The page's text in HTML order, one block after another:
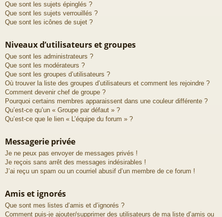
Que sont les sujets épinglés ?
Que sont les sujets verrouillés ?
Que sont les icônes de sujet ?
Niveaux d’utilisateurs et groupes
Que sont les administrateurs ?
Que sont les modérateurs ?
Que sont les groupes d’utilisateurs ?
Où trouver la liste des groupes d’utilisateurs et comment les rejoindre ?
Comment devenir chef de groupe ?
Pourquoi certains membres apparaissent dans une couleur différente ?
Qu’est-ce qu’un « Groupe par défaut » ?
Qu’est-ce que le lien « L’équipe du forum » ?
Messagerie privée
Je ne peux pas envoyer de messages privés !
Je reçois sans arrêt des messages indésirables !
J’ai reçu un spam ou un courriel abusif d’un membre de ce forum !
Amis et ignorés
Que sont mes listes d’amis et d’ignorés ?
Comment puis-je ajouter/supprimer des utilisateurs de ma liste d’amis ou